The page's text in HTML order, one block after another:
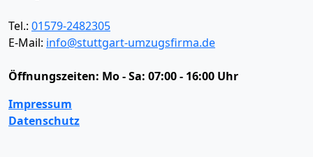
Tel.: 01579-2482305
E-Mail: info@stuttgart-umzugsfirma.de
Öffnungszeiten: Mo - Sa: 07:00 - 16:00 Uhr
Impressum
Datenschutz